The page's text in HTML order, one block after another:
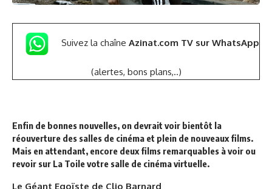
Suivez la chaîne Azinat.com TV sur WhatsApp
(alertes, bons plans,..)
Enfin de bonnes nouvelles, on devrait voir bientôt la
réouverture des salles de cinéma et plein de nouveaux films.
Mais en attendant, encore deux films remarquables à voir ou
revoir sur La Toile votre salle de cinéma virtuelle.
Le Géant Egoïste de Clio Barnard